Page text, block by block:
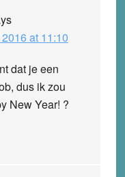
at 11:10
dat je een
dus ik zou
New Year! ?